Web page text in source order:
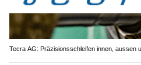
Tecra AG: Präzisionsschleifen innen, aussen